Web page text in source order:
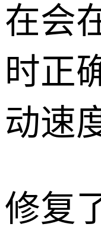
在会
时正
动速
修复